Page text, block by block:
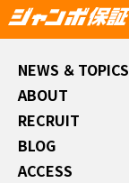
NEWS ＆ TOPICS
ABOUT
RECRUIT
BLOG
ACCESS